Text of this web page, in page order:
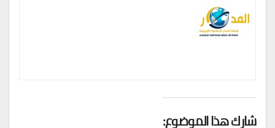
شارك هذا الموضوع: